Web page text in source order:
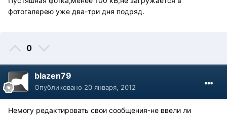
фотогалерею уже два-три дня подряд.
0
blazen79
Опубликовано 20 января, 2012
Немогу редактировать свои сообщения-не ввели ли